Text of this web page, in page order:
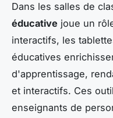
Dans les salles de
éducative joue un
interactifs, les
éducatives
d'apprentissage,
et interactifs. Ces
enseignants de